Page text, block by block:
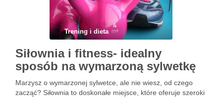
Trening i dieta
Siłownia i fitness- idealny
sposób na wymarzoną sylwetkę
Marzysz o wymarzonej sylwetce, ale nie wiesz, od czego
zacząć? Siłownia to doskonałe miejsce, które oferuje szeroki